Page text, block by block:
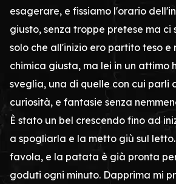
esagerare, e fissiamo l'orario
giusto, senza troppe pretese ma ci
solo che all'inizio ero partito teso e
chimica giusta, ma lei in un attimo
sveglia, una di quelle con cui parli
curiosità, e fantasie senza
È stato un bel crescendo fino ad
a spogliarla e la metto giù sul
favola, e la patata è già pronta
goduti ogni minuto. Dapprima mi